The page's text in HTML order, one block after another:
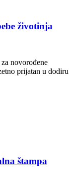
životinja
novorođene
prijatan u dodiru
štampa